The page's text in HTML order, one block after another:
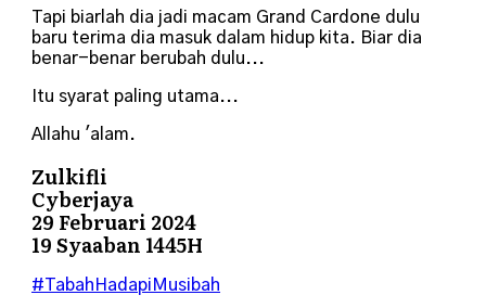
Tapi biarlah dia jadi macam Grand Cardone dulu
baru terima dia masuk dalam hidup kita. Biar dia
benar-benar berubah dulu...
Itu syarat paling utama...
Allahu 'alam.
Zulkifli
Cyberjaya
29 Februari 2024
19 Syaaban 1445H
#TabahHadapiMusibah